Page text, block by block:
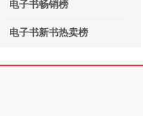
电子书畅销榜
电子书新书热卖榜